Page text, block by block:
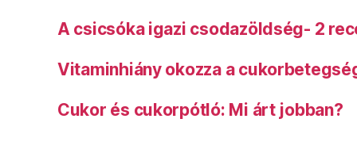
A csicsóka igazi csodazöldség- 2
Vitaminhiány okozza a
Cukor és cukorpótló: Mi árt jobban?